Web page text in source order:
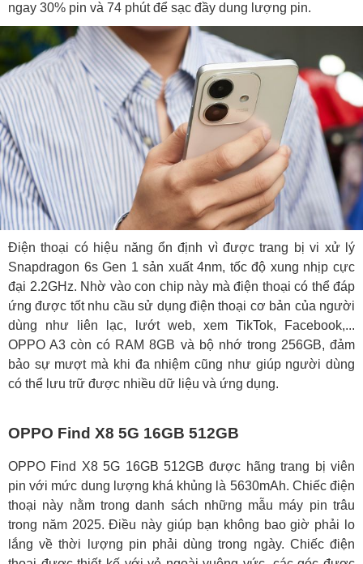
ngay 30% pin và 74 phút để sạc đầy dung lượng pin.
Điện thoại có hiệu năng ổn định vì được trang bị vi xử lý
Snapdragon 6s Gen 1 sản xuất 4nm, tốc độ xung nhịp cực
đại 2.2GHz. Nhờ vào con chip này mà điện thoại có thể đáp
ứng được tốt nhu cầu sử dụng điện thoại cơ bản của người
dùng như liên lạc, lướt web, xem TikTok, Facebook,...
OPPO A3 còn có RAM 8GB và bộ nhớ trong 256GB, đảm
bảo sự mượt mà khi đa nhiệm cũng như giúp người dùng
có thể lưu trữ được nhiều dữ liệu và ứng dụng.
OPPO Find X8 5G 16GB 512GB
OPPO Find X8 5G 16GB 512GB được hãng trang bị viên
pin với mức dung lượng khá khủng là 5630mAh. Chiếc điện
thoại này nằm trong danh sách những mẫu máy pin trâu
trong năm 2025. Điều này giúp bạn không bao giờ phải lo
lắng về thời lượng pin phải dùng trong ngày. Chiếc điện